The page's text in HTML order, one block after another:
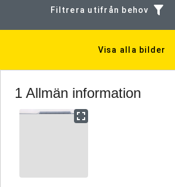
Filtrera utifrån behov
Visa alla bilder
1 Allmän information